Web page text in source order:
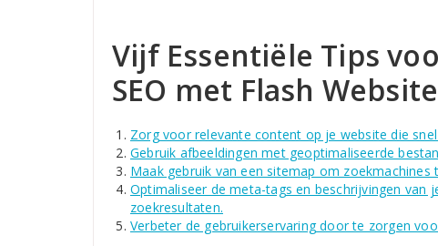
Vijf Essentiële Tips
SEO met Flash
Zorg voor relevante content op je website die
Gebruik afbeeldingen met geoptimaliseerde
Maak gebruik van een sitemap om
Optimaliseer de meta-tags en beschrijvingen van
zoekresultaten.
Verbeter de gebruikerservaring door te zorgen